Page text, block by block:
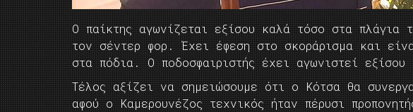
Ο παίκτης αγωνίζεται εξίσου καλά τόσο στα πλάγια
τον σέντερ φορ. Έχει έφεση στο σκοράρισμα και
στα πόδια. Ο ποδοσφαιριστής έχει αγωνιστεί
Τέλος αξίζει να σημειώσουμε ότι ο Κότσα θα
αφού ο Καμερουνέζος τεχνικός ήταν πέρυσι